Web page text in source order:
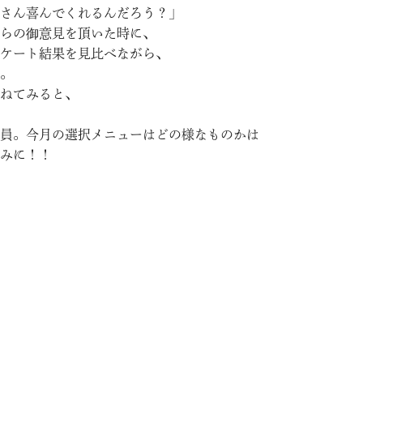
ん喜んでくれるんだろう？」
の御意見を頂いた時に、
ート結果を見比べながら、
てみると、
。今月の選択メニューはどの様なものかは
に！！